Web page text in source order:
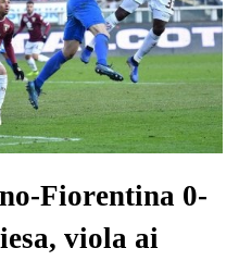
Fiorentina 0-
viola ai